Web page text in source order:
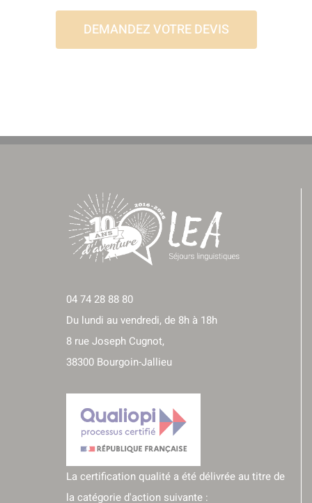
DEMANDEZ VOTRE DEVIS
04 74 28 88 80
Du lundi au vendredi, de 8h à 18h
8 rue Joseph Cugnot,
38300 Bourgoin-Jallieu
La certification qualité a été délivrée au titre de
la catégorie d'action suivante :